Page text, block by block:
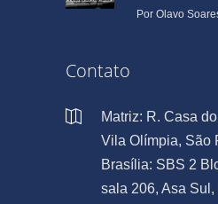
Por Olavo
Contato
Matriz: R. Casa
Vila Olímpia, São
Brasília: SBS 2
sala 206, Asa